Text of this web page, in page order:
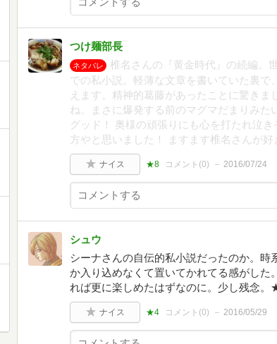
つけ麺部長
ネタバレ
椎名さんの『黄金時代』の続編。
での私小説。軽薄な文章を書いていた裏
えます。精神的葛藤があったことに驚き
ね。まさに爆発する前のマグマだまりみた
グッド！ 奥様の頑張りにも心を打たれ泣
方やと思いました！ ますます椎名さんが好
ナイス ★8 コメント(0) 2016/07/24
シュウ
シーナさんの自伝的私小説だったのか。
か入り込めなくて置いてかれてる感がし
れば更に楽しめたはずなのに。少し残
ナイス ★4 コメント(0) 2016/05/29